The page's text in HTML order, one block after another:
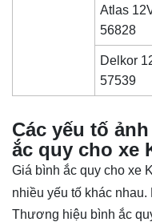
Atlas
56828
Delkor
57539
Các yếu tố
ắc quy cho xe
Giá bình ắc quy cho xe
nhiều yếu tố khác
Thương hiệu bình ắc